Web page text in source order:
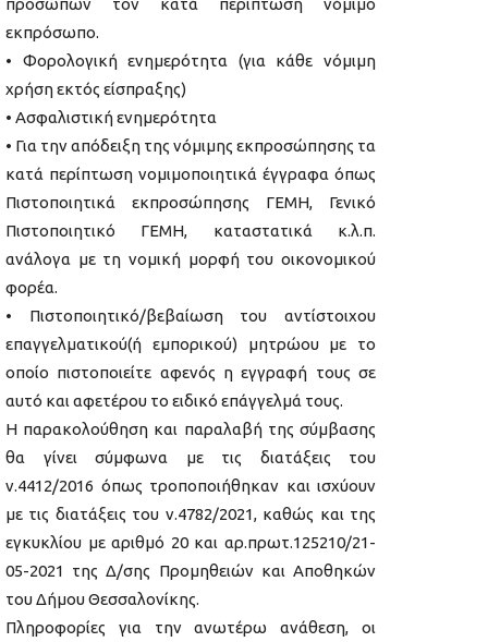
προσώπων τον κατά περίπτωση νόμιμο
εκπρόσωπο.
• Φορολογική ενημερότητα (για κάθε νόμιμη
χρήση εκτός είσπραξης)
• Ασφαλιστική ενημερότητα
• Για την απόδειξη της νόμιμης εκπροσώπησης τα
κατά περίπτωση νομιμοποιητικά έγγραφα όπως
Πιστοποιητικά εκπροσώπησης ΓΕΜΗ, Γενικό
Πιστοποιητικό ΓΕΜΗ, καταστατικά κ.λ.π.
ανάλογα με τη νομική μορφή του οικονομικού
φορέα.
• Πιστοποιητικό/βεβαίωση του αντίστοιχου
επαγγελματικού(ή εμπορικού) μητρώου με το
οποίο πιστοποιείτε αφενός η εγγραφή τους σε
αυτό και αφετέρου το ειδικό επάγγελμά τους.
Η παρακολούθηση και παραλαβή της σύμβασης
θα γίνει σύμφωνα με τις διατάξεις του
ν.4412/2016 όπως τροποποιήθηκαν και ισχύουν
με τις διατάξεις του ν.4782/2021, καθώς και της
εγκυκλίου με αριθμό 20 και αρ.πρωτ.125210/21-
05-2021 της Δ/σης Προμηθειών και Αποθηκών
του Δήμου Θεσσαλονίκης.
Πληροφορίες για την ανωτέρω ανάθεση, οι